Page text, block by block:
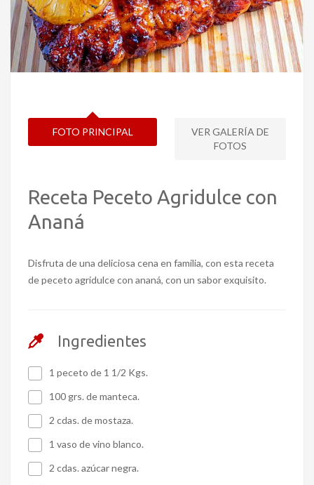
FOTO PRINCIPAL
VER GALERÍA DE
FOTOS
Receta Peceto Agridulce con
Ananá
Disfruta de una deliciosa cena en familia, con esta receta
de peceto agridulce con ananá, con un sabor exquisito.
Ingredientes
1 peceto de 1 1/2 Kgs.
100 grs. de manteca.
2 cdas. de mostaza.
1 vaso de vino blanco.
2 cdas. azúcar negra.